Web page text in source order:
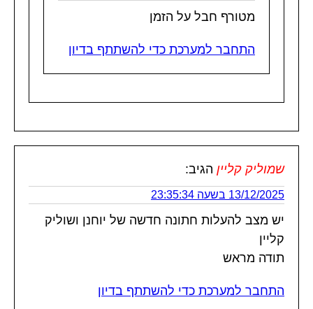
מטורף חבל על הזמן
התחבר למערכת כדי להשתתף בדיון
שמוליק קליין הגיב:
13/12/2025 בשעה 23:35:34
יש מצב להעלות חתונה חדשה של יוחנן ושוליק
קליין
תודה מראש
התחבר למערכת כדי להשתתף בדיון